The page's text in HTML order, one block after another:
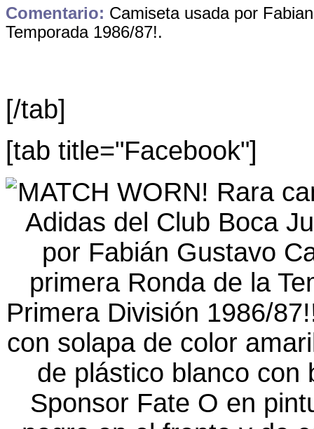
Comentario: Camiseta usada por
Temporada 1986/87!.
[/tab]
[tab title="Facebook"]